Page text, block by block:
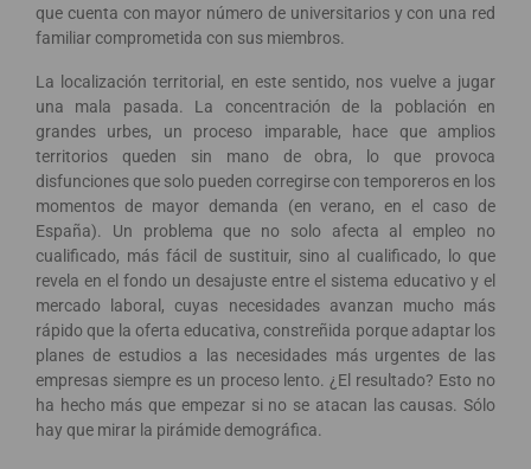
que cuenta con mayor número de universitarios y con una red
familiar comprometida con sus miembros.
La localización territorial, en este sentido, nos vuelve a jugar
una mala pasada. La concentración de la población en
grandes urbes, un proceso imparable, hace que amplios
territorios queden sin mano de obra, lo que provoca
disfunciones que solo pueden corregirse con temporeros en los
momentos de mayor demanda (en verano, en el caso de
España). Un problema que no solo afecta al empleo no
cualificado, más fácil de sustituir, sino al cualificado, lo que
revela en el fondo un desajuste entre el sistema educativo y el
mercado laboral, cuyas necesidades avanzan mucho más
rápido que la oferta educativa, constreñida porque adaptar los
planes de estudios a las necesidades más urgentes de las
empresas siempre es un proceso lento. ¿El resultado? Esto no
ha hecho más que empezar si no se atacan las causas. Sólo
hay que mirar la pirámide demográfica.